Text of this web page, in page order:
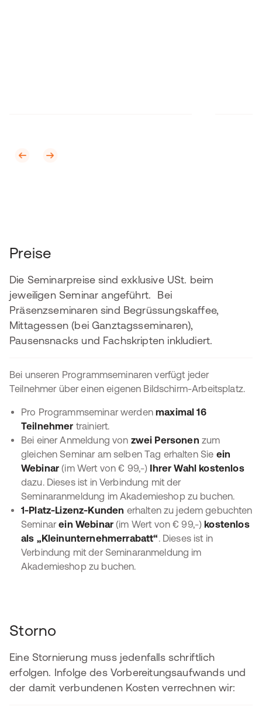
Preise
Die Seminarpreise sind exklusive USt. beim
jeweiligen Seminar angeführt. Bei
Präsenzseminaren sind Begrüssungskaffee,
Mittagessen (bei Ganztagsseminaren),
Pausensnacks und Fachskripten inkludiert.
Bei unseren Programmseminaren verfügt jeder
Teilnehmer über einen eigenen Bildschirm-Arbeitsplatz.
Pro Programmseminar werdenmaximal 16
Teilnehmer trainiert.
Bei einer Anmeldung von zwei Personen zum
gleichen Seminar am selben Tag erhalten Sie ein
Webinar (im Wert von € 99,-) Ihrer Wahl kostenlos
dazu. Dieses ist in Verbindung mit der
Seminaranmeldung im Akademieshop zu buchen.
1-Platz-Lizenz-Kunden erhalten zu jedem gebuchten
Seminarein Webinar (im Wert von € 99,-)kostenlos
als „Kleinunternehmerrabatt“. Dieses ist in
Verbindung mit der Seminaranmeldung im
Akademieshop zu buchen.
Storno
Eine Stornierung muss jedenfalls schriftlich
erfolgen. Infolge des Vorbereitungsaufwands und
der damit verbundenen Kosten verrechnen wir: